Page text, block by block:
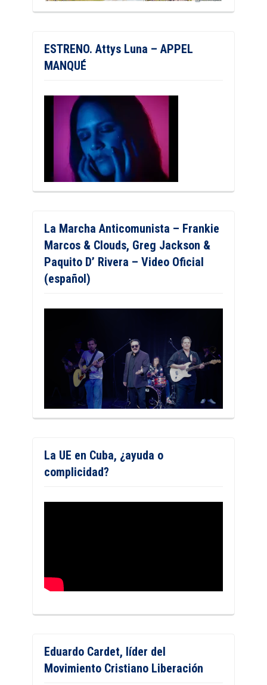
ESTRENO. Attys Luna – APPEL
MANQUÉ
La Marcha Anticomunista – Frankie
Marcos & Clouds, Greg Jackson &
Paquito D’ Rivera – Video Oficial
(español)
La UE en Cuba, ¿ayuda o
complicidad?
Eduardo Cardet, líder del
Movimiento Cristiano Liberación